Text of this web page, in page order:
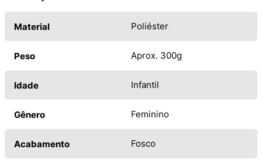
Material Poliéster
Peso Aprox. 300g
Idade Infantil
Gênero Feminino
Acabamento Fosco